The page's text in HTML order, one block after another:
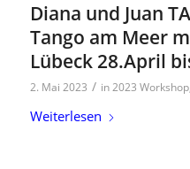
Diana und Juan
Tango am Meer
Lübeck 28.April
2. Mai 2023 / in2023 Workshop,
Weiterlesen